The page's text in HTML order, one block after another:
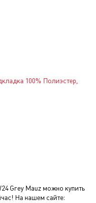
100% Полиэстер,
Grey Mauz можно купить
На нашем сайте: